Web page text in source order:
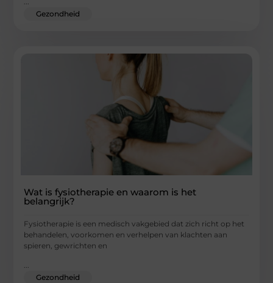
Gezondheid
Wat is fysiotherapie en waarom is het
belangrijk?
Fysiotherapie is een medisch vakgebied dat zich richt op het
behandelen, voorkomen en verhelpen van klachten aan
spieren, gewrichten en
...
Gezondheid